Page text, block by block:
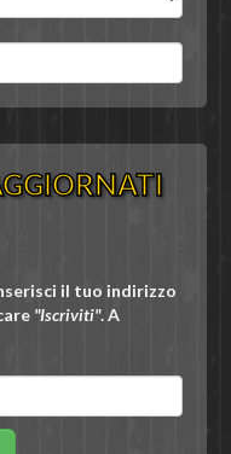
il tuo indirizzo
"Iscriviti". A